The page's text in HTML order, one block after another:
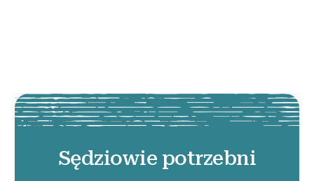
Sędziowie potrzebni